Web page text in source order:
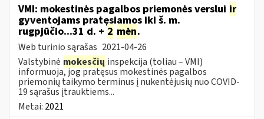
VMI: mokestinės pagalbos priemonės verslui ir
gyventojams pratęsiamos iki š. m.
rugpjūčio...31 d. + 2 mėn.
Web turinio sąrašas 2021-04-26
Valstybinė mokesčių inspekcija (toliau – VMI)
informuoja, jog pratęsus mokestinės pagalbos
priemonių taikymo terminus į nukentėjusių nuo COVID-
19 sąrašus įtrauktiems...
Metai: 2021